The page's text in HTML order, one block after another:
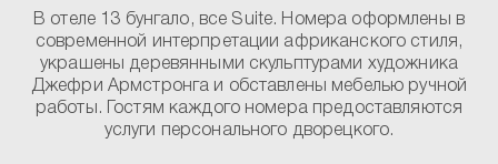
В отеле 13 бунгало, все Suite. Номера оформлены в
современной интерпретации африканского стиля,
украшены деревянными скульптурами художника
Джефри Армстронга и обставлены мебелью ручной
работы. Гостям каждого номера предоставляются
услуги персонального дворецкого.